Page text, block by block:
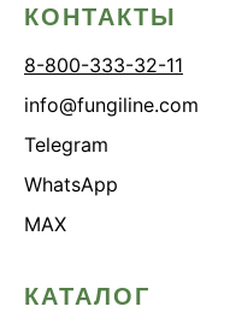
КОНТАКТЫ
8-800-333-32-11
info@fungiline.com
Telegram
WhatsApp
MAX
КАТАЛОГ